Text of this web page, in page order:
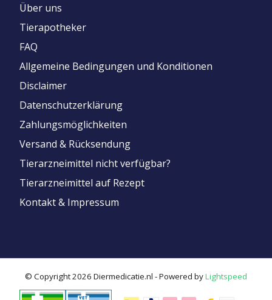
Über uns
Tierapotheker
FAQ
Allgemeine Bedingungen und Konditionen
Disclaimer
Datenschutzerklärung
Zahlungsmöglichkeiten
Versand & Rücksendung
Tierarzneimittel nicht verfügbar?
Tierarzneimittel auf Rezept
Kontakt & Impressum
© Copyright 2026 Diermedicatie.nl - Powered byLightspeed